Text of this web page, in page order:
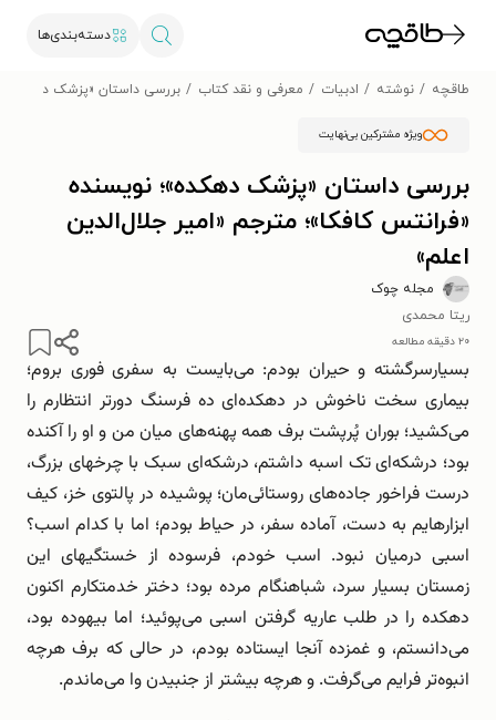
دسته‌بندی‌ها
طاقچه نوشته ادبیات معرفی و نقد کتاب بررسی داستان «پزشک دهکده»؛
ویژه مشترکین بی‌نهایت
بررسی داستان «پزشک دهکده»؛ نویسنده
«فرانتس کافکا»؛ مترجم «امیر جلال‌الدین
اعلم»
مجله چوک
ریتا محمدی
۲۰ دقیقه مطالعه
بسیارسرگشته و حیران بودم: می‌بایست به سفری فوری بروم؛
بیماری سخت ناخوش در دهکده‌ای ده فرسنگ دورتر انتظارم را
می‌کشید؛ بوران پُرپشت برف همه پهنه‌های میان من و او را آکنده
بود؛ درشکه‌ای تک اسبه داشتم، درشکه‌ای سبک با چرخهای بزرگ،
درست فراخور جاده‌های روستائی‌مان؛ پوشیده در پالتوی خز، کیف
ابزارهایم به دست، آماده سفر، در حیاط بودم؛ اما با کدام اسب؟
اسبی درمیان نبود. اسب خودم، فرسوده از خستگیهای این
زمستان بسیار سرد، شباهنگام مرده بود؛ دختر خدمتکارم اکنون
دهکده را در طلب عاریه گرفتن اسبی می‌پوئید؛ اما بیهوده بود،
می‌دانستم، و غمزده آنجا ایستاده بودم، در حالی که برف هرچه
انبوه‌تر فرایم می‌گرفت. و هرچه بیشتر از جنبیدن وا می‌ماندم.